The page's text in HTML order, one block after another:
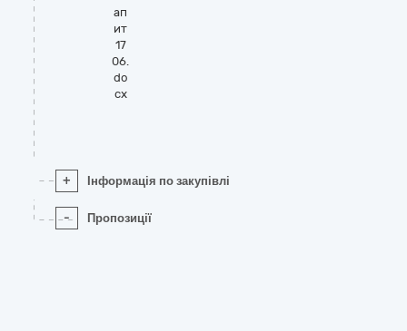
ап
ит
17
06.
do
cx
+ Інформація по закупівлі
- Пропозиції